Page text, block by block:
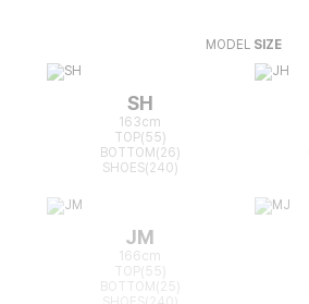
MODEL SIZE
SH
163cm
TOP(55)
BOTTOM(26)
SHOES(240)
JM
166cm
TOP(55)
BOTTOM(25)